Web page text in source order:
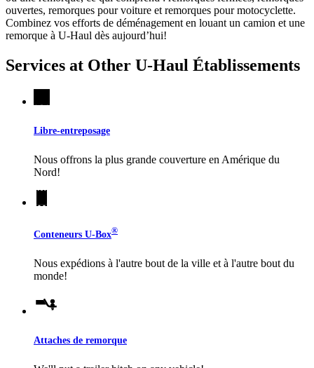
ouvertes, remorques pour voiture et remorques pour motocyclette.
Combinez vos efforts de déménagement en louant un camion et une
remorque à U-Haul dès aujourd’hui!
Services at Other U-Haul Établissements
Libre-entreposage
Nous offrons la plus grande couverture en Amérique du
Nord!
Conteneurs U-Box®
Nous expédions à l'autre bout de la ville et à l'autre bout du
monde!
Attaches de remorque